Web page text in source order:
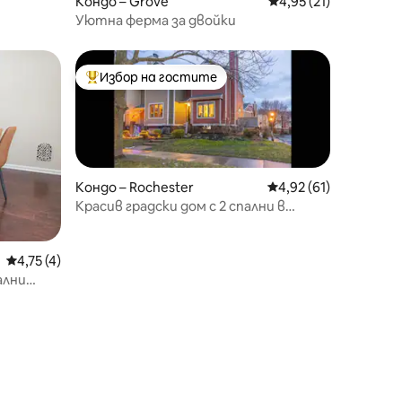
Уютна ферма за двойки
Средна оценка: 4,75 от 5, 4 отзива
4,75 (4)
Най-популярен избор на гостите
Избор на гостите
Кондо – Rochester Средна оценка:
4,92 (61)
Красив градски дом с 2 спални в